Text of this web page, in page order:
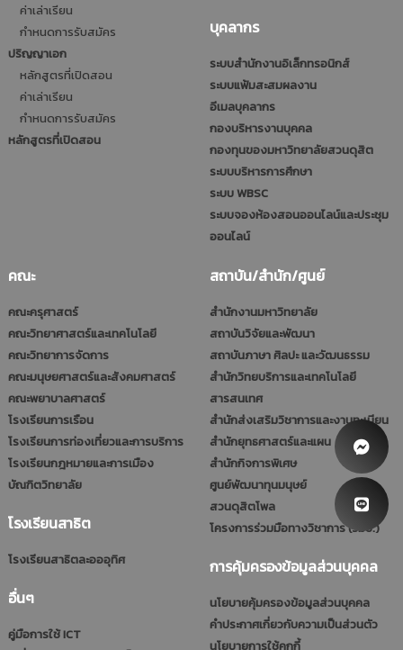
ค่าเล่าเรียน
กำหนดการรับสมัคร
ปริญญาเอก
หลักสูตรที่เปิดสอน
ค่าเล่าเรียน
กำหนดการรับสมัคร
หลักสูตรที่เปิดสอน
บุคลากร
ระบบสำนักงานอิเล็กทรอนิกส์
ระบบแฟ้มสะสมผลงาน
อีเมลบุคลากร
กองบริหารงานบุคคล
กองทุนของมหาวิทยาลัยสวนดุสิต
ระบบบริหารการศึกษา
ระบบ WBSC
ระบบจองห้องสอนออนไลน์และประชุม
ออนไลน์
คณะ
คณะครุศาสตร์
คณะวิทยาศาสตร์และเทคโนโลยี
คณะวิทยาการจัดการ
คณะมนุษยศาสตร์และสังคมศาสตร์
คณะพยาบาลศาสตร์
โรงเรียนการเรือน
โรงเรียนการท่องเที่ยวและการบริการ
โรงเรียนกฎหมายและการเมือง
บัณฑิตวิทยาลัย
โรงเรียนสาธิต
โรงเรียนสาธิตละอออุทิศ
อื่นๆ
คู่มือการใช้ ICT
สถาบัน/สำนัก/ศูนย์
สำนักงานมหาวิทยาลัย
สถาบันวิจัยและพัฒนา
สถาบันภาษา ศิลปะ และวัฒนธรรม
สำนักวิทยบริการและเทคโนโลยี
สารสนเทศ
สำนักส่งเสริมวิชาการและงานทะเบียน
สำนักยุทธศาสตร์และแผน
สำนักกิจการพิเศษ
ศูนย์พัฒนาทุนมนุษย์
สวนดุสิตโพล
โครงการร่วมมือทางวิชาการ (รมป.)
การคุ้มครองข้อมูลส่วนบุคคล
นโยบายคุ้มครองข้อมูลส่วนบุคคล
คำประกาศเกี่ยวกับความเป็นส่วนตัว
นโยบายการใช้คุกกี้